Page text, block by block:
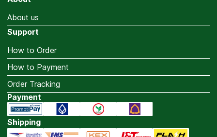
About us
Support
How to Order
How to Payment
Order Tracking
Payment
Shipping